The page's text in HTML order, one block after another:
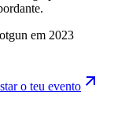
em 2023
o teu evento